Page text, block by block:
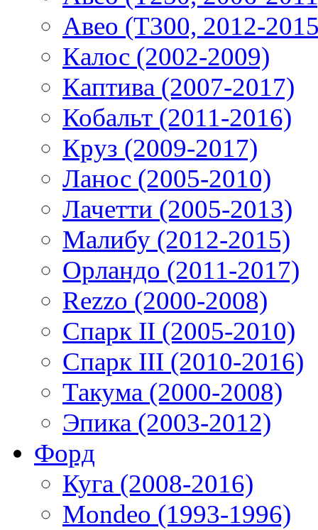
Авео (T300, 2012-
Калос (2002-2009)
Каптива (2007-2017)
Кобальт (2011-2016)
Круз (2009-2017)
Ланос (2005-2010)
Лачетти (2005-2013)
Малибу (2012-2015)
Орландо (2011-2017)
Rezzo (2000-2008)
Спарк II (2005-2010)
Спарк III (2010-2016)
Такума (2000-2008)
Эпика (2003-2012)
Форд
Куга (2008-2016)
Mondeo (1993-1996)